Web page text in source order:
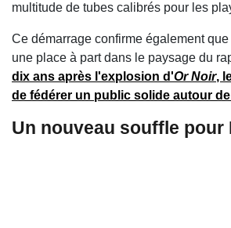
multitude de tubes calibrés pour les
Ce démarrage confirme également
une place à part dans le paysage du
dix ans après l'explosion d'Or Noir,
de fédérer un public solide autour
Un nouveau souffle pour